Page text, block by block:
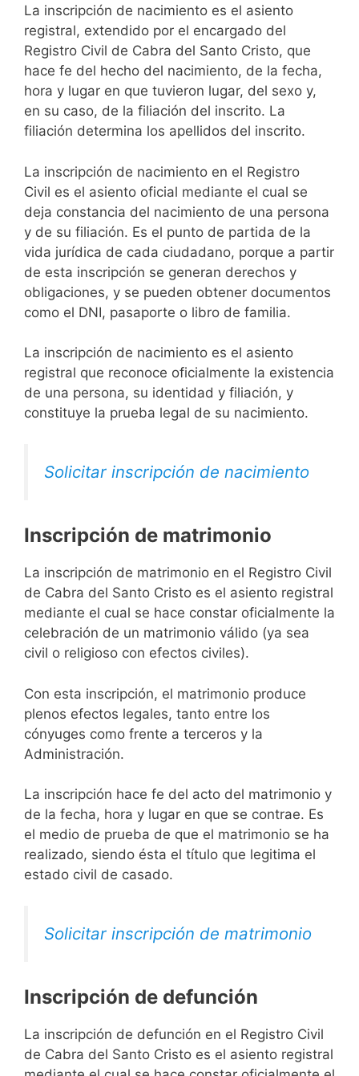
La inscripción de nacimiento es el asiento
registral, extendido por el encargado del
Registro Civil de Cabra del Santo Cristo, que
hace fe del hecho del nacimiento, de la fecha,
hora y lugar en que tuvieron lugar, del sexo y,
en su caso, de la filiación del inscrito. La
filiación determina los apellidos del inscrito.
La inscripción de nacimiento en el Registro
Civil es el asiento oficial mediante el cual se
deja constancia del nacimiento de una persona
y de su filiación. Es el punto de partida de la
vida jurídica de cada ciudadano, porque a partir
de esta inscripción se generan derechos y
obligaciones, y se pueden obtener documentos
como el DNI, pasaporte o libro de familia.
La inscripción de nacimiento es el asiento
registral que reconoce oficialmente la existencia
de una persona, su identidad y filiación, y
constituye la prueba legal de su nacimiento.
Solicitar inscripción de nacimiento
Inscripción de matrimonio
La inscripción de matrimonio en el Registro Civil
de Cabra del Santo Cristo es el asiento registral
mediante el cual se hace constar oficialmente la
celebración de un matrimonio válido (ya sea
civil o religioso con efectos civiles).
Con esta inscripción, el matrimonio produce
plenos efectos legales, tanto entre los
cónyuges como frente a terceros y la
Administración.
La inscripción hace fe del acto del matrimonio y
de la fecha, hora y lugar en que se contrae. Es
el medio de prueba de que el matrimonio se ha
realizado, siendo ésta el título que legitima el
estado civil de casado.
Solicitar inscripción de matrimonio
Inscripción de defunción
La inscripción de defunción en el Registro Civil
de Cabra del Santo Cristo es el asiento registral